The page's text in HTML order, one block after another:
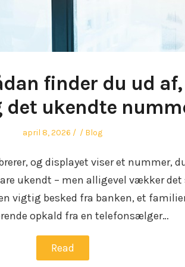
finder du ud
det ukendte
Posted
april 8, 2026 Author
Posted
Blog
og displayet viser et nummer,
ukendt – men alligevel vækker
vigtig besked fra banken, et
opkald fra en telefonsælger…
Read